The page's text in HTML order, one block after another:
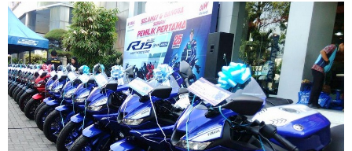
ada 2 dikota Medan !
Event Customaxi & Yard Built 2023 Resmi Dimulai !
Kawasaki Indonesia resmi merilis KLE500 dan KLE500 SE
model year 2026 !
Jumat, 7 Agustus